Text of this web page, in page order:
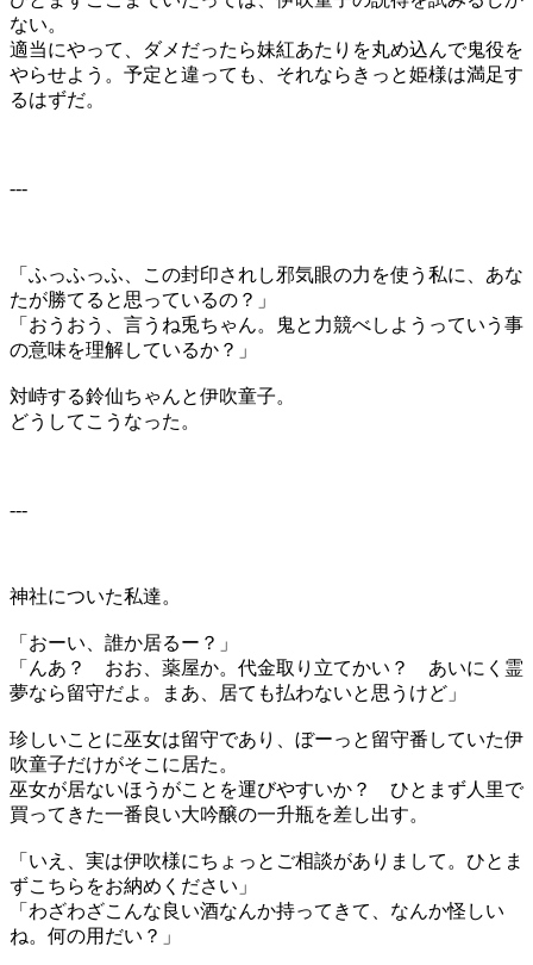
ない。
適当にやって、ダメだったら妹紅あたりを丸め込んで鬼役を
やらせよう。予定と違っても、それならきっと姫様は満足す
るはずだ。
---
「ふっふっふ、この封印されし邪気眼の力を使う私に、あな
たが勝てると思っているの？」
「おうおう、言うね兎ちゃん。鬼と力競べしようっていう事
の意味を理解しているか？」
対峙する鈴仙ちゃんと伊吹童子。
どうしてこうなった。
---
神社についた私達。
「おーい、誰か居るー？」
「んあ？ おお、薬屋か。代金取り立てかい？ あいにく霊
夢なら留守だよ。まあ、居ても払わないと思うけど」
珍しいことに巫女は留守であり、ぼーっと留守番していた伊
吹童子だけがそこに居た。
巫女が居ないほうがことを運びやすいか？ ひとまず人里で
買ってきた一番良い大吟醸の一升瓶を差し出す。
「いえ、実は伊吹様にちょっとご相談がありまして。ひとま
ずこちらをお納めください」
「わざわざこんな良い酒なんか持ってきて、なんか怪しい
ね。何の用だい？」